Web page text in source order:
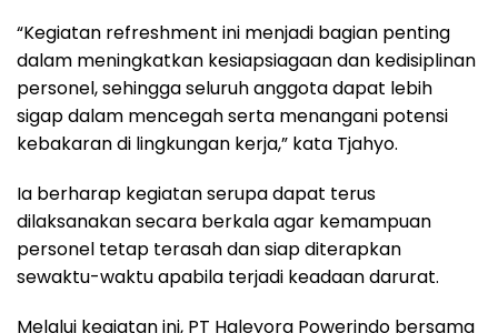
“Kegiatan refreshment ini menjadi bagian penting
dalam meningkatkan kesiapsiagaan dan kedisiplinan
personel, sehingga seluruh anggota dapat lebih
sigap dalam mencegah serta menangani potensi
kebakaran di lingkungan kerja,” kata Tjahyo.
Ia berharap kegiatan serupa dapat terus
dilaksanakan secara berkala agar kemampuan
personel tetap terasah dan siap diterapkan
sewaktu-waktu apabila terjadi keadaan darurat.
Melalui kegiatan ini, PT Haleyora Powerindo bersama